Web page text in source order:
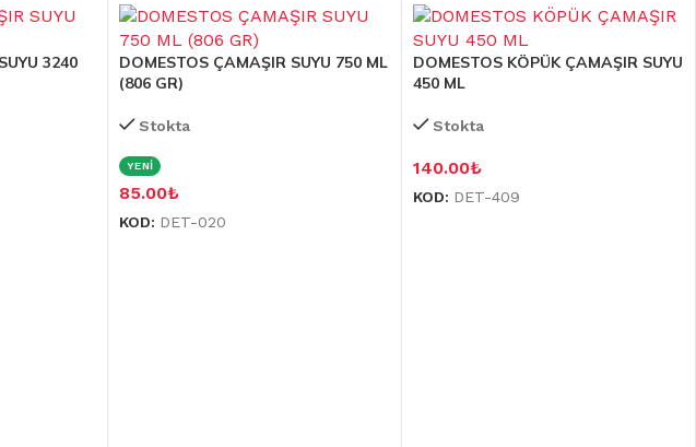
3240
DOMESTOS ÇAMAŞIR SUYU 750 ML
(806 GR)
Stokta
YENİ
85.00₺
KOD: DET-020
DOMESTOS KÖPÜK ÇAMAŞIR SUYU
450 ML
Stokta
140.00₺
KOD: DET-409